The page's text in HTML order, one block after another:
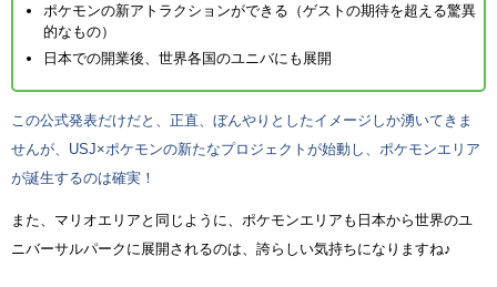
ポケモンの新アトラクションができる（ゲストの期待を超える驚異
的なもの）
日本での開業後、世界各国のユニバにも展開
この公式発表だけだと、正直、ぼんやりとしたイメージしか湧いてきま
せんが、USJ×ポケモンの新たなプロジェクトが始動し、ポケモンエリア
が誕生するのは確実！
また、マリオエリアと同じように、ポケモンエリアも日本から世界のユ
ニバーサルパークに展開されるのは、誇らしい気持ちになりますね♪